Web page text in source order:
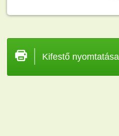
Kifestő nyomtatása